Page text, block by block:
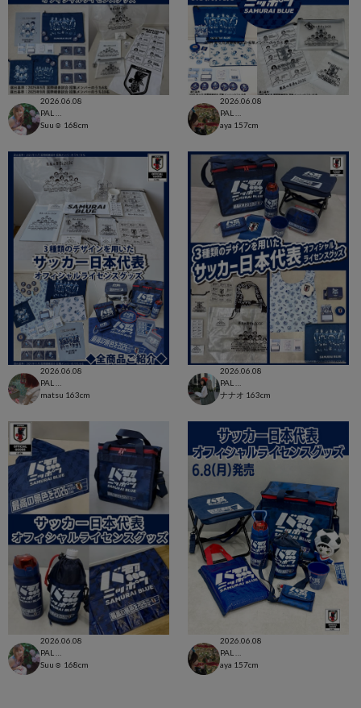
2026.06.08
Suu☺︎ 168cm
2026.06.08
aya 157cm
2026.06.08
matsu 163cm
2026.06.08
ナナオ 163cm
2026.06.08
Suu☺︎ 168cm
2026.06.08
aya 157cm